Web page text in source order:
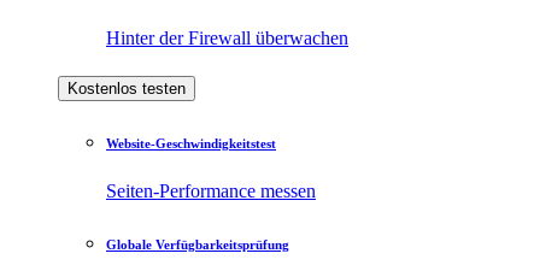
Hinter der Firewall überwachen
Kostenlos testen
Website-Geschwindigkeitstest
Seiten-Performance messen
Globale Verfügbarkeitsprüfung